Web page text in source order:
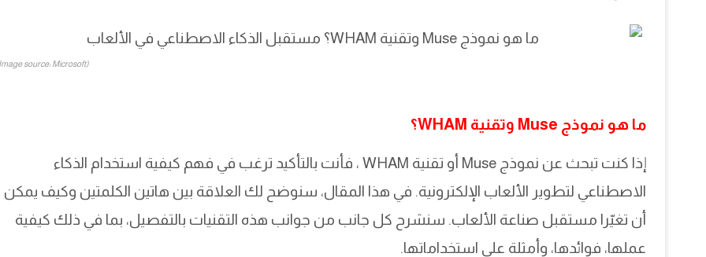
(Image source: Microsoft)
ما هو نموذج Muse وتقنية WHAM؟
إذا كنت تبحث عن نموذج Muse أو تقنية WHAM ، فأنت بالتأكيد ترغب في فهم كيفية استخدام الذكاء
الاصطناعي لتطوير الألعاب الإلكترونية. في هذا المقال، سنوضح لك العلاقة بين هاتين الكلمتين وكيف يمكن
أن تغيّرا مستقبل صناعة الألعاب. سنشرح كل جانب من جوانب هذه التقنيات بالتفصيل، بما في ذلك كيفية
عملها، فوائدها، وأمثلة على استخداماتها.